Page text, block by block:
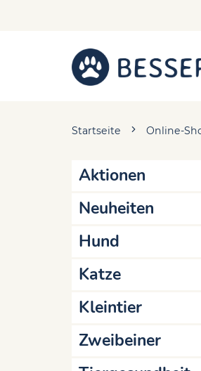
Startseite Online-
Aktionen
Neuheiten
Hund
Katze
Kleintier
Zweibeiner